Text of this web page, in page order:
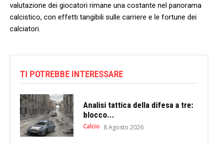
valutazione dei giocatori rimane una costante nel panorama
‍calcistico, con ⁢effetti tangibili⁢ sulle carriere e le fortune dei
calciatori.
TI POTREBBE INTERESSARE
Analisi tattica della difesa a tre:
blocco...
Calcio 8 Agosto 2026